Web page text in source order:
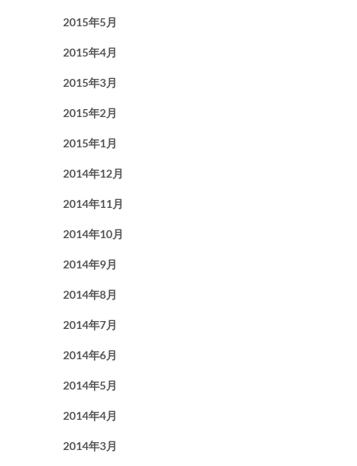
2015年5月
2015年4月
2015年3月
2015年2月
2015年1月
2014年12月
2014年11月
2014年10月
2014年9月
2014年8月
2014年7月
2014年6月
2014年5月
2014年4月
2014年3月